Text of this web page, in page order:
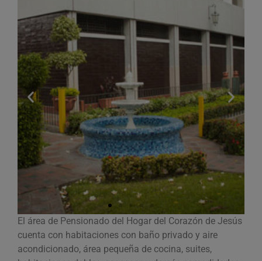
El área de Pensionado del Hogar del Corazón de Jesús
cuenta con habitaciones con baño privado y aire
acondicionado, área pequeña de cocina, suites,